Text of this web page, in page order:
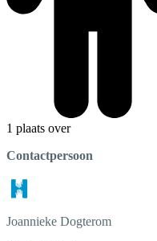
1 plaats over
Contactpersoon
Joannieke Dogterom